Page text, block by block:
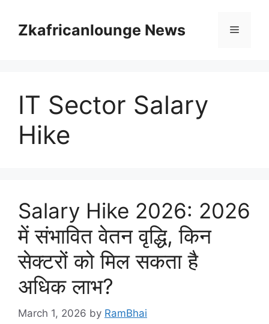
contentZkafricanlounge News Menu
IT Sector Salary
Hike
Salary Hike 2026: 2026
में संभावित वेतन वृद्धि, किन
सेक्टरों को मिल सकता है
अधिक लाभ?
March 1, 2026 by RamBhai